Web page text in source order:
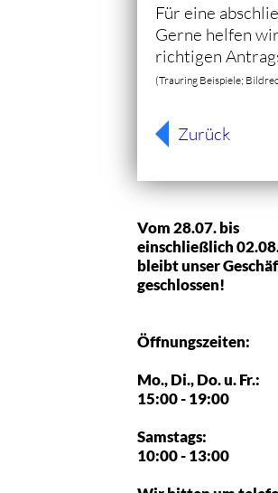
Für eine
Gerne helfen
richtigen
(Trauring Beispiele;
Zurück
Vom 28.07. bis
einschließlich
bleibt unser
geschlossen!
Öffnungszeiten:
Mo., Di., Do. u. Fr.:
15:00 - 19:00
Samstags:
10:00 - 13:00